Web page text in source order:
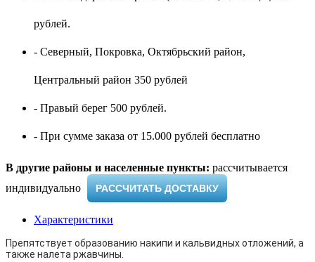
рублей.
- Северный, Покровка, Октябрьский район,
Центральный район 350 рублей
- Правый берег 500 рублей.
- При сумме заказа от 15.000 рублей бесплатно
В другие районы и населенные пункты: рассчитывается
индивидуально ​
РАССЧИТАТЬ ДОСТАВКУ
Характеристики
Препятствует образованию накипи и кальвидных отложений, а
также налета ржавчины.